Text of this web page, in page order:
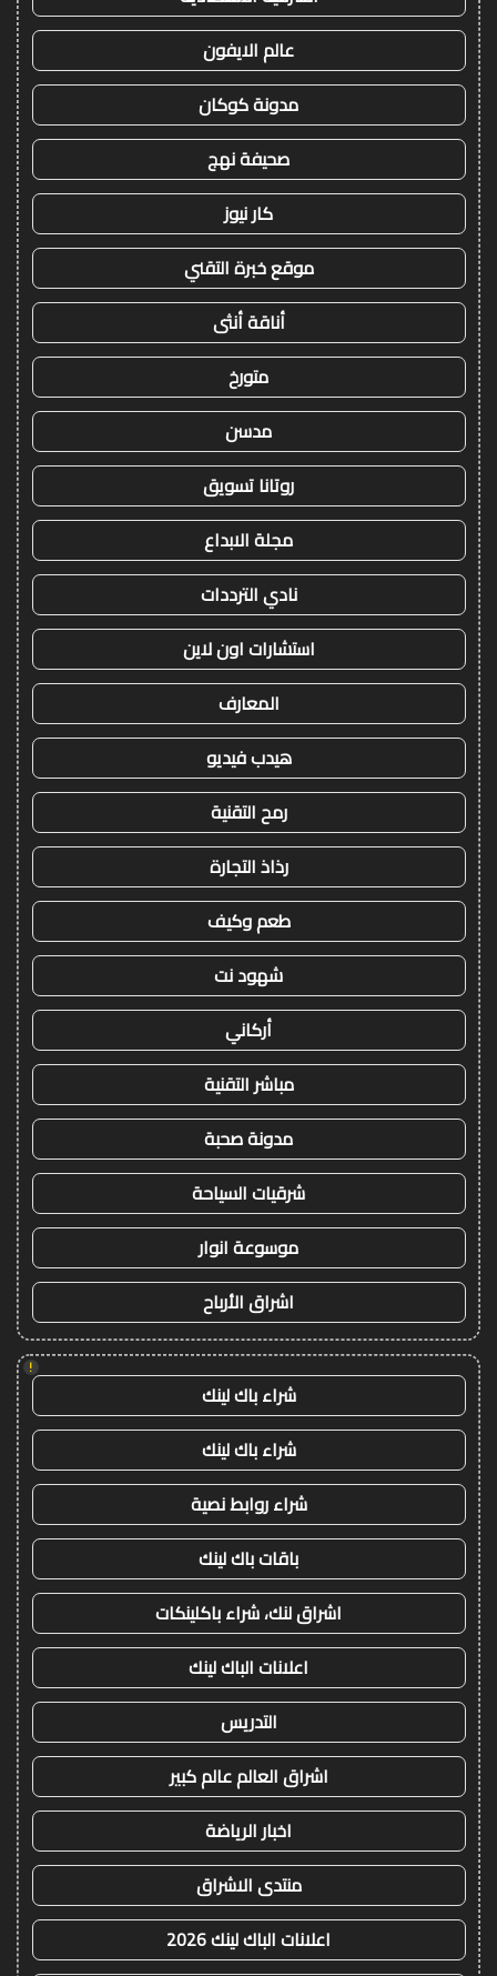
عالم الايفون
مدونة كوكان
صحيفة نهج
كار نيوز
موقع خبرة التقني
أناقة أنثى
متورخ
مدسن
روتانا تسويق
مجلة الابداع
نادي الترددات
استشارات اون لاين
المعارف
هيدب فيديو
رمح التقنية
رذاذ التجارة
طعم وكيف
شهود نت
أركاني
مباشر التقنية
مدونة صحبة
شرقيات السياحة
موسوعة انوار
اشراق الأرباح
!
شراء باك لينك
شراء باك لينك
شراء روابط نصية
باقات باك لينك
اشراق لنك، شراء باكلينكات
اعلانات الباك لينك
التدريس
اشراق العالم عالم كبير
اخبار الرياضة
منتدى الاشراق
اعلانات الباك لينك 2026